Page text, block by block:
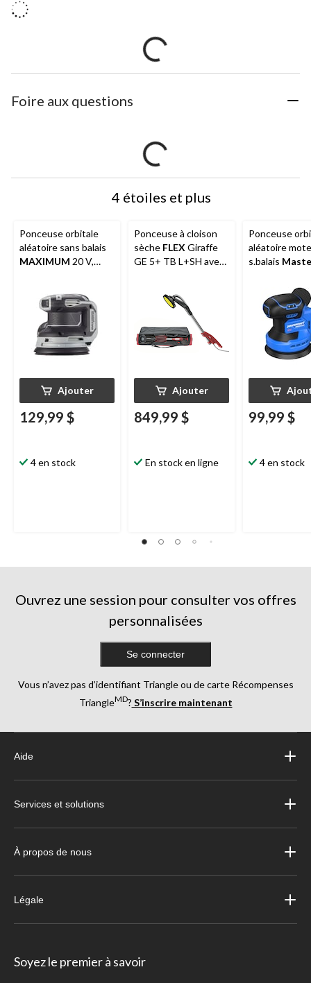
Foire aux questions
4 étoiles et plus
Ponceuse orbitale
aléatoire sans balais
MAXIMUM 20 V,
Ajouter
129,99 $
4 en stock
Ponceuse à cloison
sèche FLEXGiraffe
GE 5+ TB L+SH avec
transport
Ajouter
849,99 $
En stock en ligne
Ponceuse
aléatoire
s.balais
99,99 $
4 en stock
Ouvrez une session pour consulter vos offres
personnalisées
Se connecter
Vous n’avez pas d’identifiant Triangle ou de carte Récompenses
TriangleMD? S’inscrire maintenant
Aide
Services et solutions
À propos de nous
Légale
Soyez le premier à savoir